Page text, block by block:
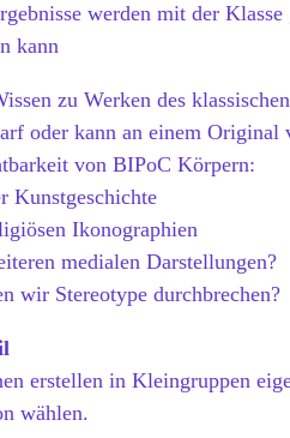
werden mit der
kann
zu Werken des
oder kann an einem Original
von BIPoC Körpern:
Kunstgeschichte
Ikonographien
medialen Darstellungen?
wir Stereotype durchbrechen?
erstellen in Kleingruppen
wählen.